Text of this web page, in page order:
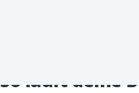
So läuft deine